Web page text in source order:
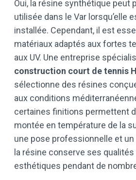
Oui, la résine synthétique peut
utilisée dans le Var lorsqu’elle
installée. Cependant, il est
matériaux adaptés aux fortes
aux UV. Une entreprise
construction court de tennis
sélectionne des résines
aux conditions
certaines finitions permettent
montée en température de la
une pose professionnelle et
la résine conserve ses
esthétiques pendant de